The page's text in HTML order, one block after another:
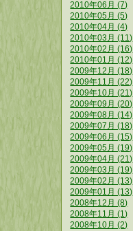
2010年06月 (7)
2010年05月 (5)
2010年04月 (4)
2010年03月 (11)
2010年02月 (16)
2010年01月 (12)
2009年12月 (18)
2009年11月 (22)
2009年10月 (21)
2009年09月 (20)
2009年08月 (14)
2009年07月 (18)
2009年06月 (15)
2009年05月 (19)
2009年04月 (21)
2009年03月 (19)
2009年02月 (13)
2009年01月 (13)
2008年12月 (8)
2008年11月 (1)
2008年10月 (2)